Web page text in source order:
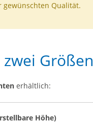
gewünschten Qualität.
Größen
erhältlich:
Höhe)